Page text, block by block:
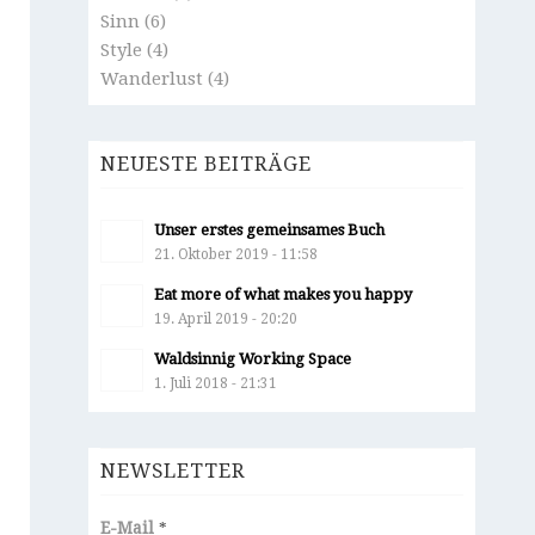
Sinn(6)
Style (4)
Wanderlust (4)
NEUESTE BEITRÄGE
Unser erstes gemeinsames Buch
21. Oktober 2019 - 11:58
Eat more of what makes you happy
19. April 2019 - 20:20
Waldsinnig Working Space
1. Juli 2018 - 21:31
NEWSLETTER
E-Mail *